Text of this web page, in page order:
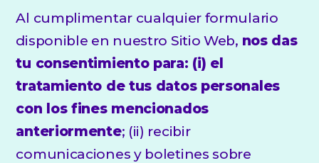
Al cumplimentar cualquier formulario
disponible en nuestro Sitio Web, nos das
tu consentimiento para: (i) el
tratamiento de tus datos personales
con los fines mencionados
anteriormente; (ii) recibir
comunicaciones y boletines sobre